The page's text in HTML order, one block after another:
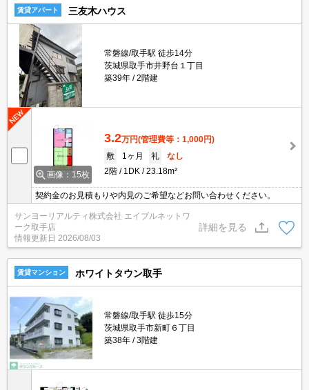
賃貸アパート 三友木ハウス
常磐線/取手駅 徒歩14分
茨城県取手市井野台１丁目
築39年
2階建
画像：15枚
3.2万円(管理費等：1,000円)
敷
1ヶ月 礼
なし
2階
1DK 23.18m²
契約金のお見積もりや内見のご希望などお問い合わせください。
サンヨーリアルティ株式会社 エイブルネットワ
ーク取手店
情報更新日 2026/08/03
詳細を見る
賃貸マンション ホワイトタウン取手
常磐線/取手駅 徒歩15分
茨城県取手市新町６丁目
築38年
3階建